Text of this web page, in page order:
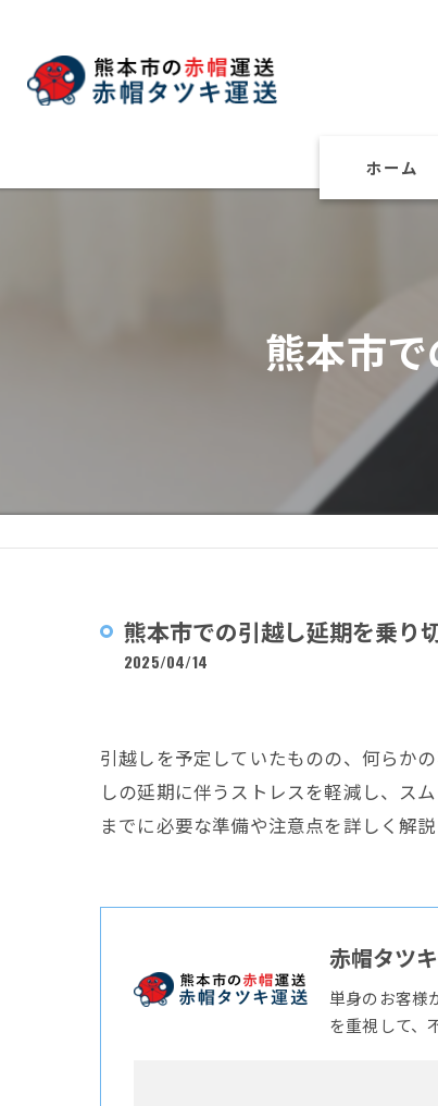
ホーム
熊本市
熊本市での引越し延期を乗り
2025/04/14
引越しを予定していたものの、何らか
しの延期に伴うストレスを軽減し、ス
までに必要な準備や注意点を詳しく解
赤帽タツ
単身のお客様
を重視して、